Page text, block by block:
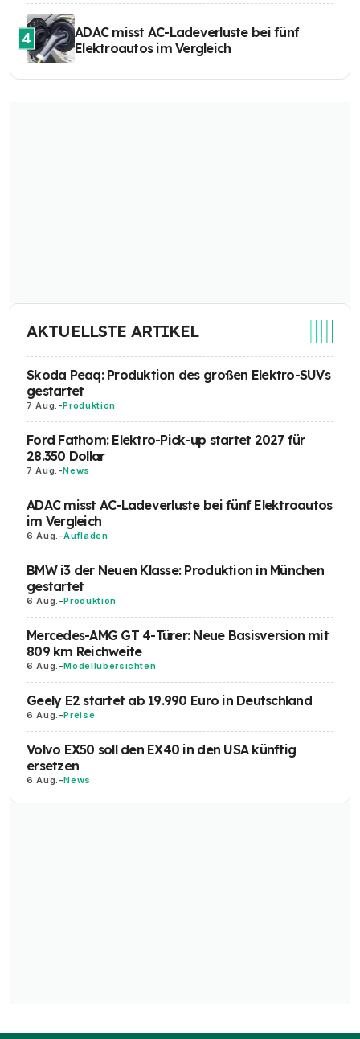
4
ADAC misst AC-Ladeverluste bei fünf
Elektroautos im Vergleich
AKTUELLSTE ARTIKEL
Skoda Peaq: Produktion des großen Elektro-SUVs
gestartet
7 Aug. -Produktion
Ford Fathom: Elektro-Pick-up startet 2027 für
28.350 Dollar
7 Aug. -News
ADAC misst AC-Ladeverluste bei fünf Elektroautos
im Vergleich
6 Aug. -Aufladen
BMW i3 der Neuen Klasse: Produktion in München
gestartet
6 Aug. -Produktion
Mercedes-AMG GT 4-Türer: Neue Basisversion mit
809 km Reichweite
6 Aug. -Modellübersichten
Geely E2 startet ab 19.990 Euro in Deutschland
6 Aug. -Preise
Volvo EX50 soll den EX40 in den USA künftig
ersetzen
6 Aug. -News